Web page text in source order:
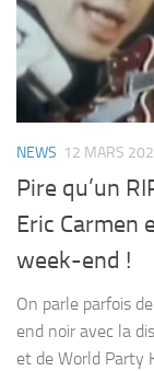
NEWS 12 MARS
Pire qu’un
Eric Carmen
week-end !
On parle parfois
end noir avec la
et de World Party